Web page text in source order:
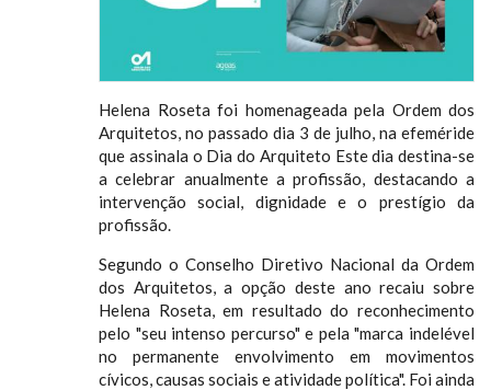
Helena Roseta foi homenageada pela Ordem dos
Arquitetos, no passado dia 3 de julho, na efeméride
que assinala o Dia do Arquiteto Este dia destina-se
a celebrar anualmente a profissão, destacando a
intervenção social, dignidade e o prestígio da
profissão.
Segundo o Conselho Diretivo Nacional da Ordem
dos Arquitetos, a opção deste ano recaiu sobre
Helena Roseta, em resultado do reconhecimento
pelo "seu intenso percurso" e pela "marca indelével
no permanente envolvimento em movimentos
cívicos, causas sociais e atividade política". Foi ainda